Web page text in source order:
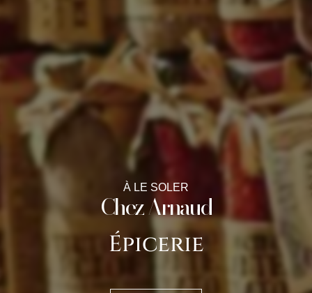
Épicerie
Chez Arnaud
À LE SOLER